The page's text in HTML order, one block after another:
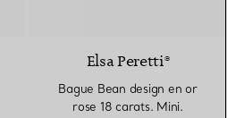
Elsa Peretti®
Bague Bean design en or
rose 18 carats. Mini.